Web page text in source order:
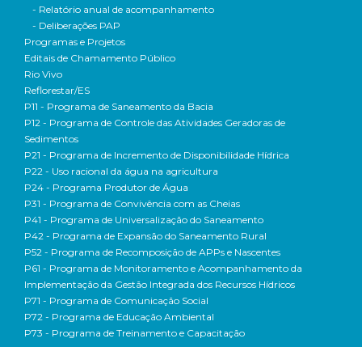
- Relatório anual de acompanhamento
- Deliberações PAP
Programas e Projetos
Editais de Chamamento Público
Rio Vivo
Reflorestar/ES
P11 - Programa de Saneamento da Bacia
P12 - Programa de Controle das Atividades Geradoras de
Sedimentos
P21 - Programa de Incremento de Disponibilidade Hídrica
P22 - Uso racional da água na agricultura
P24 - Programa Produtor de Água
P31 - Programa de Convivência com as Cheias
P41 - Programa de Universalização do Saneamento
P42 - Programa de Expansão do Saneamento Rural
P52 - Programa de Recomposição de APPs e Nascentes
P61 - Programa de Monitoramento e Acompanhamento da
Implementação da Gestão Integrada dos Recursos Hídricos
P71 - Programa de Comunicação Social
P72 - Programa de Educação Ambiental
P73 - Programa de Treinamento e Capacitação